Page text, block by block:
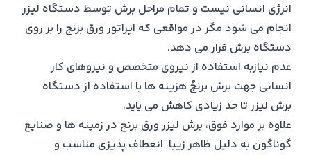
انرژی انسانی نیست و تمام مراحل برش توسط دستگاه لیزر
انجام می شود مگر در مواقعی که اپراتور ورق برنج را بر روی
دستگاه برش قرار می دهد.
عدم نیازبه استفاده از نیروی متخصص و نیروهای کار
انسانی جهت برش برنجُ هزینه ها با استفاده از دستگاه
برش لیزر تا حد زیادی کاهش می یاید.
علاوه بر موارد فوق، برش لیزر ورق برنج در زمینه ها و صنایع
گوناگون به دلیل ظاهر زیبا، انعطاف پذیزی مناسب و